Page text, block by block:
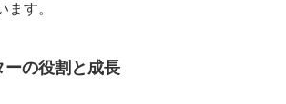
ます。
ーの役割と成長